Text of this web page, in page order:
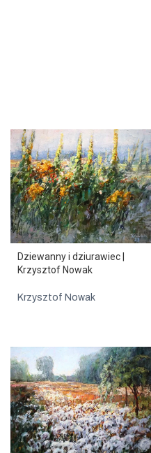
Dziewanny i dziurawiec |
Krzysztof Nowak
Krzysztof Nowak